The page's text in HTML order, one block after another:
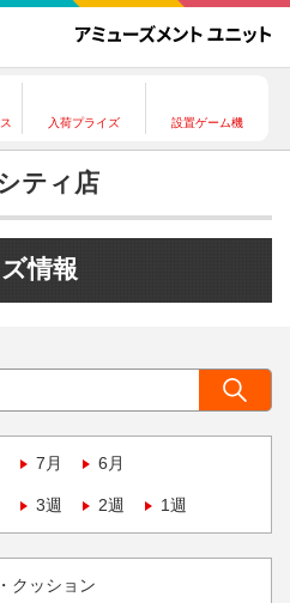
入荷プライズ 設置ゲーム機
ティ店
情報
7月 6月
3週 2週 1週
クッション